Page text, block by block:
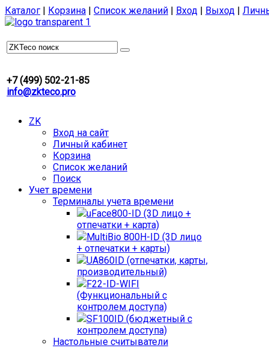
Каталог | Корзина | Список желаний | Вход | Выход |
+7 (499) 502-21-85
info@zkteco.pro
ZK
Вход на сайт
Личный кабинет
Корзина
Список желаний
Поиск
Учет времени
Терминалы учета времени
uFace800-ID (3D лицо +
отпечатки + карта)
MultiBio 800H-ID (3D лицо
+ отпечатки + карты)
UA860ID (отпечатки, карты,
производительный)
F22-ID-WIFI
(Функциональный с
контролем доступа)
SF100ID (бюджетный с
контролем доступа)
Настольные считыватели